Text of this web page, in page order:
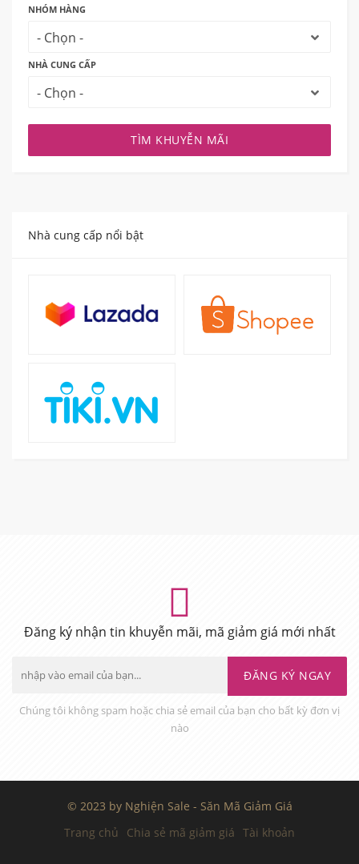
NHÓM HÀNG
- Chọn -
NHÀ CUNG CẤP
- Chọn -
TÌM KHUYỄN MÃI
Nhà cung cấp nổi bật
Đăng ký nhận tin khuyễn mãi, mã giảm giá mới nhất
ĐĂNG KÝ NGAY
Chúng tôi không spam hoặc chia sẻ email của bạn cho bất kỳ đơn vị
nào
© 2023 by Nghiện Sale - Săn Mã Giảm Giá
Trang chủ
Chia sẻ mã giảm giá Tài khoản